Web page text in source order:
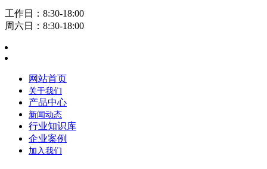
工作日：8:30-18:00
周六日：8:30-18:00
网站首页
关于我们
产品中心
新闻动态
行业知识库
企业案例
加入我们